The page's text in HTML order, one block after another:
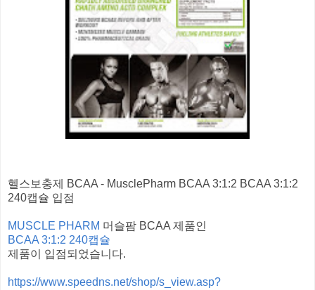
헬스보충제 BCAA - MusclePharm BCAA 3:1:2 BCAA 3:1:2
240캡슐 입점
MUSCLE PHARM 머슬팜 BCAA 제품인
BCAA 3:1:2 240캡슐
제품이 입점되었습니다.
https://www.speedns.net/shop/s_view.asp?